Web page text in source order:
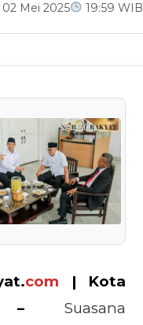
02 Mei 2025 19:59 WIB
com | Kota
–Suasana